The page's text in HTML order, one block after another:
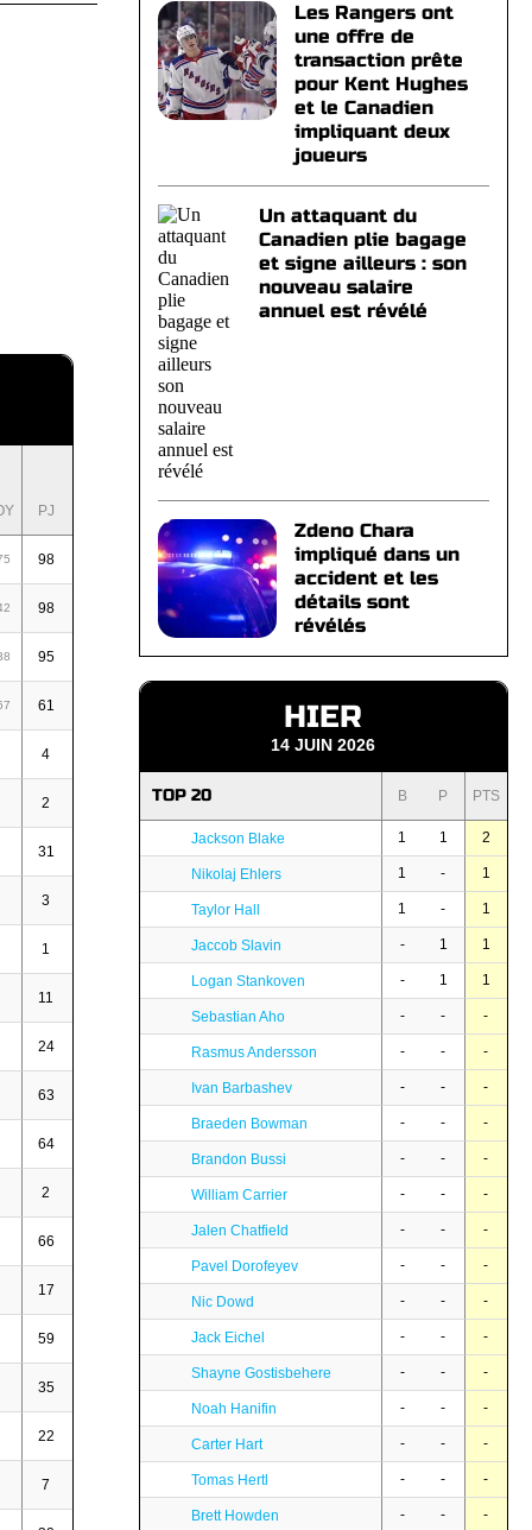
CUMULATIF
PJ
98 60 0,61
98 52 0,53
95 30 47 0,49
61
4
2 1
31 1 1
3 2
1 1 1,00
11 - - -
24
63 11 0,17
64 14 22 0,34
2 -
66
17
59 8 0,14
35 5 9
22
7 -
Les Rangers ont
une offre de
transaction prête
pour Kent Hughes
et le Canadien
impliquant deux
joueurs
Un attaquant du
Canadien plie bagage
et signe ailleurs : son
nouveau salaire
annuel est révélé
Zdeno Chara
impliqué dans un
accident et les
détails sont
révélés
HIER
14 JUIN 2026
TOP 20 B P PTS
Jackson Blake 1 1 2
Nikolaj Ehlers 1 - 1
Taylor Hall 1 - 1
Jaccob Slavin - 1 1
Logan Stankoven - 1 1
Sebastian Aho - - -
Rasmus Andersson - - -
Ivan Barbashev - - -
Braeden Bowman - - -
Brandon Bussi - - -
William Carrier - - -
Jalen Chatfield - - -
Pavel Dorofeyev - - -
Nic Dowd - - -
Jack Eichel - - -
Shayne Gostisbehere - - -
Noah Hanifin - - -
Carter Hart - - -
Tomas Hertl - - -
Brett Howden - - -